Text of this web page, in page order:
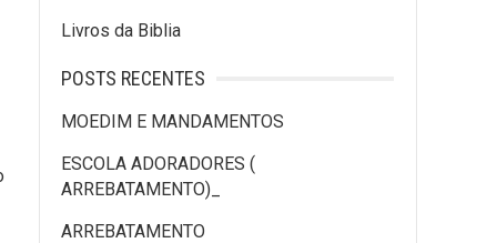
Livros da Biblia
POSTS RECENTES
MOEDIM E MANDAMENTOS
ESCOLA ADORADORES (
ARREBATAMENTO)_
ARREBATAMENTO